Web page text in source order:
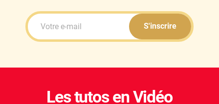
S'inscrire
Les tutos en Vidéo